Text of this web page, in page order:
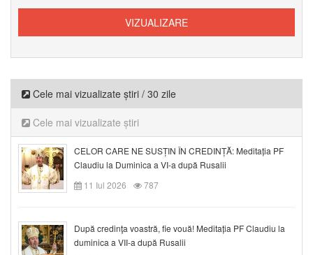
Cele mai vizualizate știri / 30 zile
Cele mai vizualizate știri
CELOR CARE NE SUSȚIN ÎN CREDINȚĂ: Meditația PF
Claudiu la Duminica a VI-a după Rusalii
11 Iul 2026
787
După credinţa voastră, fie vouă! Meditația PF Claudiu la
duminica a VII-a după Rusalii